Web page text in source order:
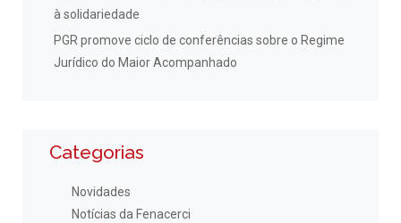
à solidariedade
PGR promove ciclo de conferências sobre o Regime
Jurídico do Maior Acompanhado
Categorias
Novidades
Notícias da Fenacerci